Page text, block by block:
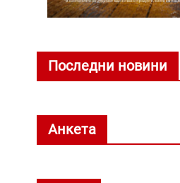
Последни новини
Анкета